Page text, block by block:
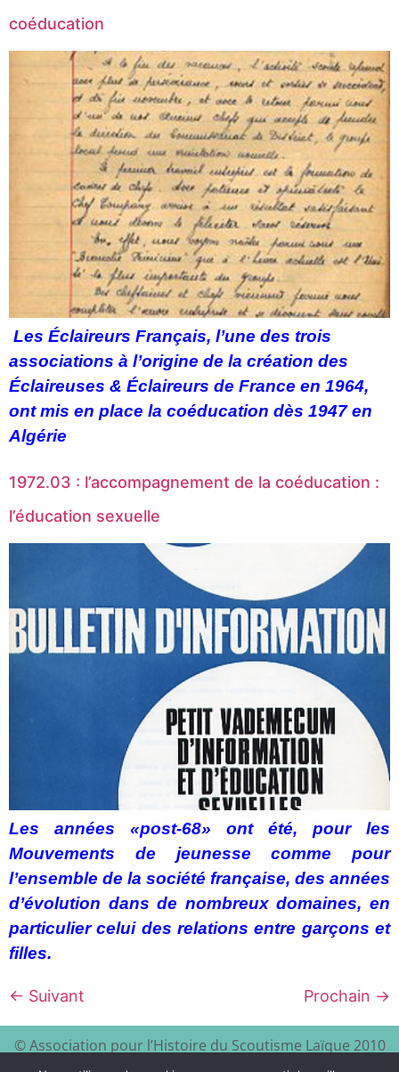
coéducation
Les Éclaireurs Français, l’une des trois
associations à l’origine de la création des
Éclaireuses & Éclaireurs de France en 1964,
ont mis en place la coéducation dès 1947 en
Algérie
1972.03 : l’accompagnement de la coéducation :
l’éducation sexuelle
Les années «post-68» ont été, pour les
Mouvements de jeunesse comme pour
l’ensemble de la société française, des années
d’évolution dans de nombreux domaines, en
particulier celui des relations entre garçons et
filles.
← Suivant Prochain →
© Association pour l’Histoire du Scoutisme Laïque 2010
EEDF Mentions légales et